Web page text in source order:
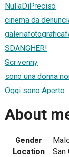
NullaDiPreciso
cinema da
SDANGHER!
Scrivenny
sono una donna
Oggi sono Aperto
About
Gender
Location
San